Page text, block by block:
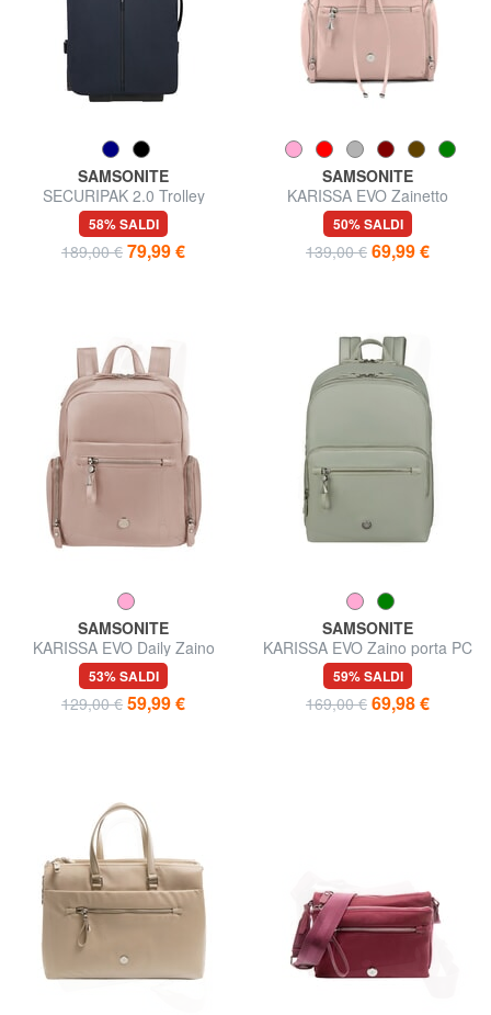
SAMSONITE
SECURIPAK 2.0 Trolley
Bagaglio a Mano
58% SALDI
189,00 € 79,99 €
SAMSONITE
KARISSA EVO Zainetto
50% SALDI
139,00 € 69,99 €
SAMSONITE
KARISSA EVO Daily Zaino
Donna
53% SALDI
129,00 € 59,99 €
SAMSONITE
KARISSA EVO Zaino porta PC
14,1"
59% SALDI
169,00 € 69,98 €